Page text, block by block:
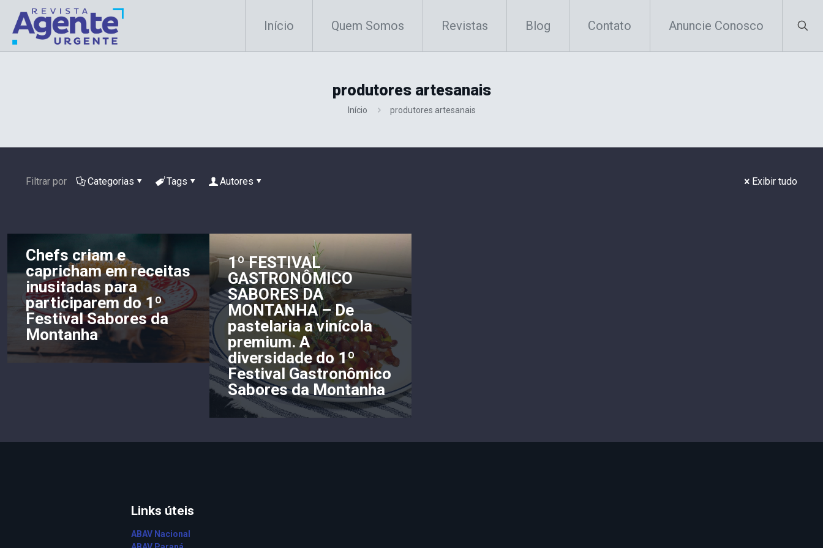
Início Quem Somos Revistas Blog Contato Anuncie Conosco
produtores artesanais
Início produtores artesanais
Filtrar por Categorias Tags Autores Exibir tudo
Chefs criam e
capricham em receitas
inusitadas para
participarem do 1º
Festival Sabores da
Montanha
1º FESTIVAL
GASTRONÔMICO
SABORES DA
MONTANHA – De
pastelaria a vinícola
premium. A
diversidade do 1º
Festival Gastronômico
Sabores da Montanha
Links úteis
ABAV Nacional